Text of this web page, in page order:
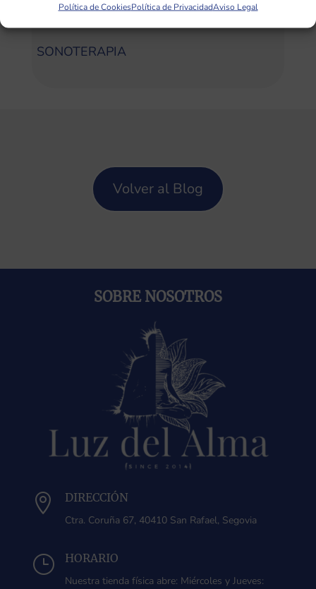
Política de CookiesPolítica de PrivacidadAviso Legal
Categorías
SONOTERAPIA
Volver al Blog
SOBRE NOSOTROS
 DIRECCIÓN
Ctra. Coruña 67, 40410 San Rafael, Segovia
} HORARIO
Nuestra tienda física abre: Miércoles y Jueves: